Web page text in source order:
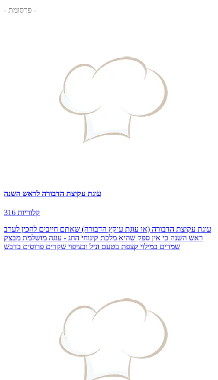
- פרסומת -
עוגת עקיצת הדבורה לראש השנה
316 קלוריות
עוגת עקיצת הדבורה (או עוגת עוקץ הדבורה) שאתם חייבים להכין לערב
ראש השנה כי אין ספק שהיא מלכת קינוחי החג - עוגה מושלמת מבצק
שמרים במילוי קצפת בטעם וניל ובציפוי שקדים פרוסים בדבש